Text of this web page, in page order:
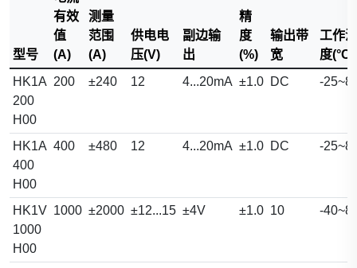
型号
有效
值
(A)
测量
范围
(A)
供电电
压(V)
副边输
出
精
度
(%)
输出带
宽
工作温
度(°C)
HK1A
200
H00
200 ±240 12 4...20mA ±1.0 DC -
HK1A
400
H00
400 ±480 12 4...20mA ±1.0 DC -
HK1V
1000
H00
1000 ±2000 ±12...15 ±4V ±1.0 10 -